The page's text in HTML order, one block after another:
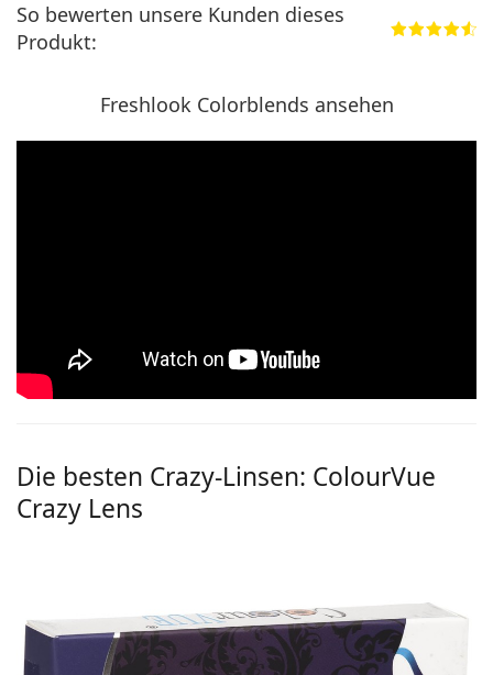
So bewerten unsere Kunden dieses
Produkt:
Freshlook Colorblends ansehen
Die besten Crazy-Linsen: ColourVue
Crazy Lens